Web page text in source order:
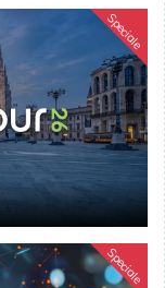
Speciale
Speciale